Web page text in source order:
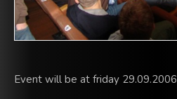
Event will be at friday